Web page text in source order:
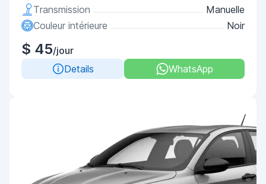
Transmission
Manuelle
Couleur intérieure
Noir
$ 45/jour
Details
WhatsApp